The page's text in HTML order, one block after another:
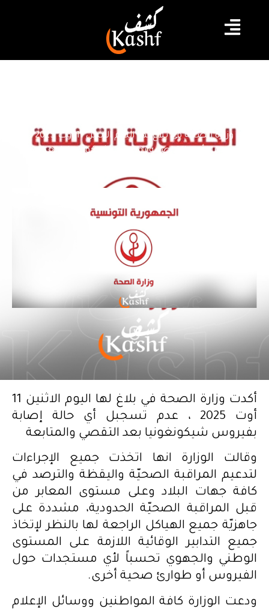
أكدت وزارة الصحة في بلاغ لها اليوم الاثنين 11 أوت 2025 ،
عدم تسجبل أي حالة إصابة بفيروس شيكونغونيا بعد
أكدت وزارة الصحة في بلاغ لها اليوم الاثنين 11
أوت 2025 ، عدم تسجبل أي حالة إصابة
بفيروس شيكونغونيا بعد التقصي والمتابعة
وقالت الوزارة انها اتخذت جميع الإجراءات
لتدعيم المراقبة الصحيّة واليقظة والترصد في
كافة جهات البلاد وعلى مستوى المعابر من
قبل المراقبة الصحيّة الحدودية، مشددة على
جاهزيّة جميع الهياكل الراجعة لها بالنظر لإتخاذ
جميع التدابير الوقائية اللازمة على المستوى
الوطني والجهوي تحسباً لأي مستجدات حول
الفيروس أو طوارئ صحية أخرى.
ودعت الوزارة كافة المواطنين ووسائل الإعلام